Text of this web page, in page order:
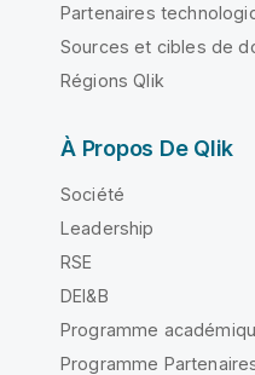
Partenaires
Sources et cibles de
Régions Qlik
À Propos De Qlik
Société
Leadership
RSE
DEI&B
Programme
Programme